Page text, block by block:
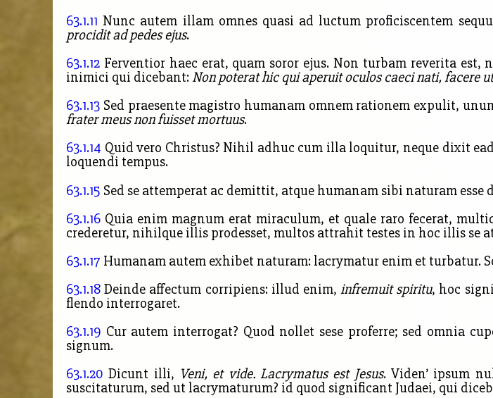
63.1.11 Nunc autem illam omnes quasi ad luctum proficiscentem
procidit ad pedes ejus.
63.1.12 Ferventior haec erat, quam soror ejus. Non turbam reverita
inimici qui dicebant:Non poterat hic qui aperuit oculos caeci nati, facere
63.1.13 Sed praesente magistro humanam omnem rationem expulit,
frater meus non fuisset mortuus.
63.1.14 Quid vero Christus? Nihil adhuc cum illa loquitur, neque dixit
loquendi tempus.
63.1.15 Sed se attemperat ac demittit, atque humanam sibi naturam
63.1.16 Quia enim magnum erat miraculum, et quale raro fecerat,
crederetur, nihilque illis prodesset, multos attrahit testes in hoc illis se
63.1.17 Humanam autem exhibet naturam: lacrymatur enim et turbatur.
63.1.18 Deinde affectum corripiens: illud enim,infremuit spiritu, hoc
flendo interrogaret.
63.1.19 Cur autem interrogat? Quod nollet sese proferre; sed omnia
signum.
63.1.20 Dicunt illi, Veni, et vide. Lacrymatus est Jesus. Viden’ ipsum
suscitaturum, sed ut lacrymaturum? id quod significant Judaei, qui